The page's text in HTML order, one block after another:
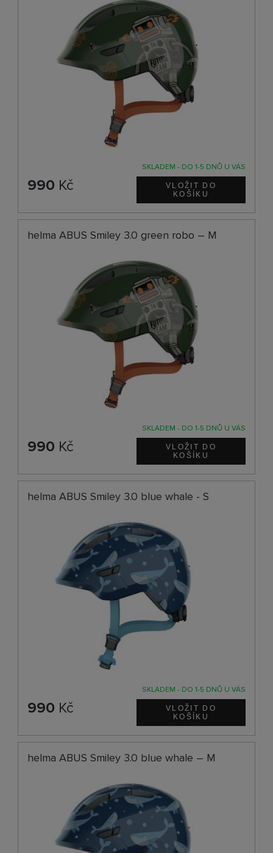
SKLADEM - DO 1-5 DNŮ U VÁS
990 Kč
helma ABUS Smiley 3.0 green robo – M
SKLADEM - DO 1-5 DNŮ U VÁS
990 Kč
helma ABUS Smiley 3.0 blue whale - S
SKLADEM - DO 1-5 DNŮ U VÁS
990 Kč
helma ABUS Smiley 3.0 blue whale – M